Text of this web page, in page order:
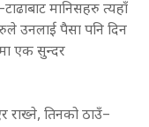
मानिसहरु त्यहाँ
उनलाई पैसा पनि दिन
एक सुन्दर
राख्ने, तिनको ठाउँ–